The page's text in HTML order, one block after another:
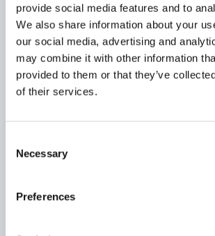
provide social media features and to
We also share information about your
our social media, advertising and
may combine it with other information
provided to them or that they’ve
of their services.
Selection
Necessary
Preferences
Tegelijkertijd je organisatie hierin
belangrijk en misschien wel nog
brede blik op de nieuwste
creëer je kansen voor jouw
waarmee je concurrenten op
bieden jou de veranderkracht
inspireer jezelf en je collega’s.